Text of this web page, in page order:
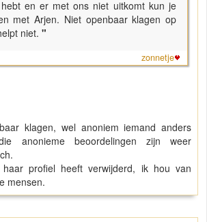
en er met ons niet uitkomt kun je
met Arjen. Niet openbaar klagen op
niet. "
zonnetje
klagen, wel anoniem iemand anders
anonieme beoordelingen zijn weer
profiel heeft verwijderd, ik hou van
mensen.